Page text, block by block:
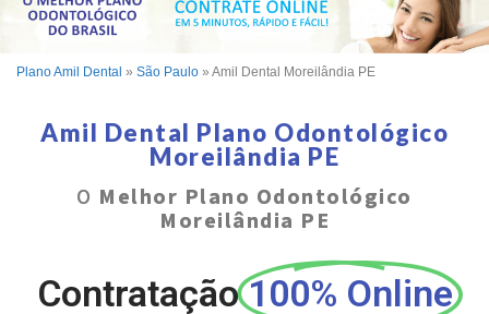
Plano Amil Dental » São Paulo » Amil Dental Moreilândia PE
Amil Dental Plano Odontológico
Moreilândia PE
O Melhor Plano Odontológico
Moreilândia PE
Contratação 100% Online